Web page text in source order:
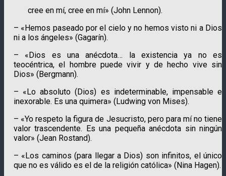
cree en mí, cree en mí» (John Lennon).
– «Hemos paseado por el cielo y no hemos visto ni a Dios
ni a los ángeles» (Gagarín).
– «Dios es una anécdota… la existencia ya no es
teocéntrica, el hombre puede vivir y de hecho vive sin
Dios» (Bergmann).
– «Lo absoluto (Dios) es indeterminable, impensable e
inexorable. Es una quimera» (Ludwing von Mises).
– «Yo respeto la figura de Jesucristo, pero para mí no tiene
valor trascendente. Es una pequeña anécdota sin ningún
valor» (Jean Rostand).
– «Los caminos (para llegar a Dios) son infinitos, el único
que no es válido es el de la religión católica» (Nina Hagen).